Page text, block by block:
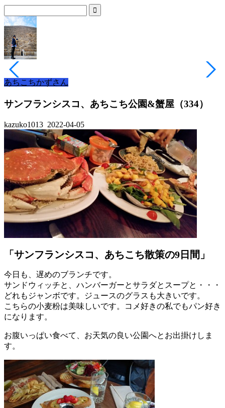
あちこちかずさん
サンフランシスコ、あちこち公園&蟹屋（334）
kazuko1013 2022-04-05
「サンフランシスコ、あちこち散策の9日間」
今日も、遅めのブランチです。
サンドウィッチと、ハンバーガーとサラダとスープと・・・
どれもジャンボです。ジュースのグラスも大きいです。
こちらの小麦粉は美味しいです。コメ好きの私でもパン好き
になります。
お腹いっぱい食べて、お天気の良い公園へとお出掛けしま
す。